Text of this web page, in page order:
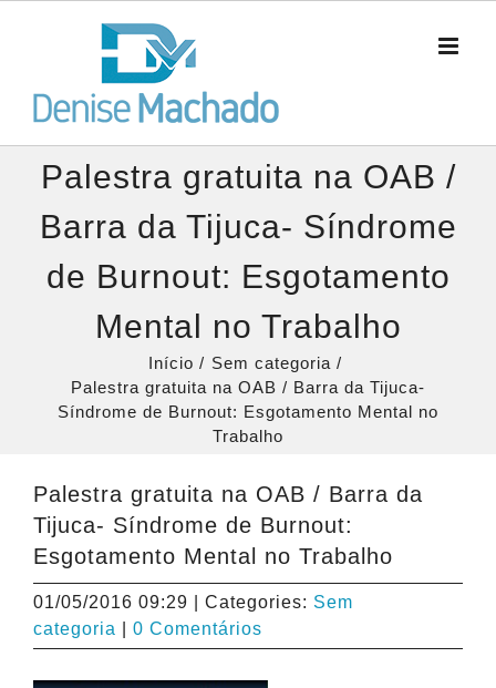
conteúdo
Palestra gratuita na OAB /
Barra da Tijuca- Síndrome
de Burnout: Esgotamento
Mental no Trabalho
Início
Sem categoria
Palestra gratuita na OAB / Barra da Tijuca-
Síndrome de Burnout: Esgotamento Mental no
Trabalho
Palestra gratuita na OAB / Barra da
Tijuca- Síndrome de Burnout:
Esgotamento Mental no Trabalho
01/05/2016 09:29 Categories: Sem
categoria
0 Comentários